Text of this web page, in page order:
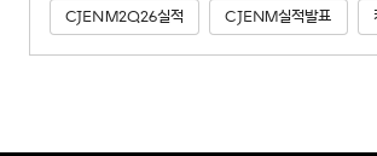
CJENM2Q26실적 CJENM실적발표